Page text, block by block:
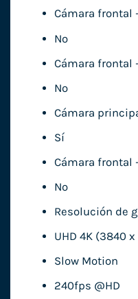
Cámara frontal
No
Cámara frontal
No
Cámara
Sí
Cámara frontal
No
Resolución de
UHD 4K (3840
Slow Motion
240fps @HD